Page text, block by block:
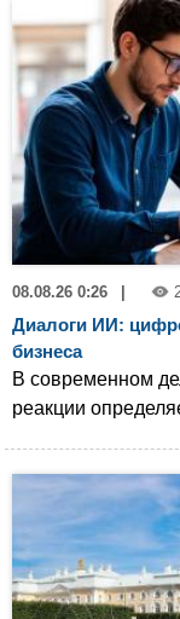
08.08.26 0:26
Диалоги ИИ:
бизнеса
В современном
реакции